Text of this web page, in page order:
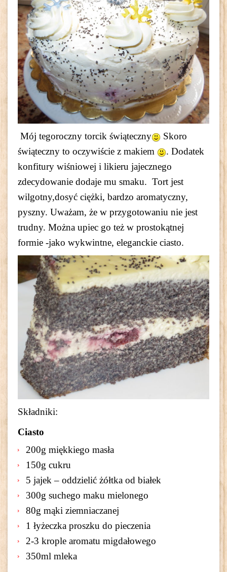
Mój tegoroczny torcik świąteczny
Skoro
świąteczny to oczywiście z makiem
. Dodatek
konfitury wiśniowej i likieru jajecznego
zdecydowanie dodaje mu smaku. Tort jest
wilgotny,dosyć ciężki, bardzo aromatyczny,
pyszny. Uważam, że w przygotowaniu nie jest
trudny. Można upiec go też w prostokątnej
formie -jako wykwintne, eleganckie ciasto.
Składniki:
Ciasto
200g miękkiego masła
150g cukru
5 jajek – oddzielić żółtka od białek
300g suchego maku mielonego
80g mąki ziemniaczanej
1 łyżeczka proszku do pieczenia
2-3 krople aromatu migdałowego
350ml mleka